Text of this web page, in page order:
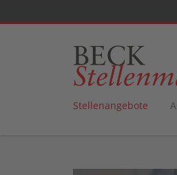
Stellenangebote